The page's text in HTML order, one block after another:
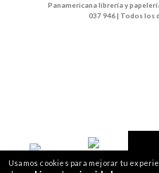
Usamos cookies para mejorar tu
Inicio
Panamericana librería y
037 946 | Todos los